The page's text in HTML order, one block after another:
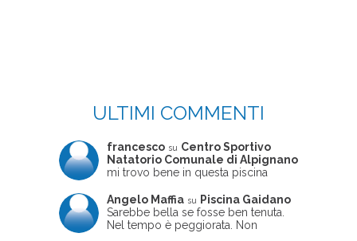
ULTIMI COMMENTI
francesco su Centro Sportivo
Natatorio Comunale di Alpignano
mi trovo bene in questa piscina
Angelo Maffia su
Piscina Gaidano
Sarebbe bella se fosse ben tenuta.
Nel tempo è peggiorata. Non